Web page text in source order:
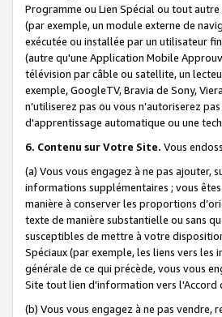
Programme ou Lien Spécial ou tout
(par exemple, un module externe de
exécutée ou installée par un utilisateur
(autre qu'une Application Mobile
télévision par câble ou satellite, un
exemple, GoogleTV, Bravia de Sony,
n’utiliserez pas ou vous n’autoriserez
d'apprentissage automatique ou une
6. Contenu sur Votre Site. Vous
(a) Vous vous engagez à ne pas
informations supplémentaires ; vous
manière à conserver les proportions
texte de manière substantielle ou sans
susceptibles de mettre à votre
Spéciaux (par exemple, les liens vers
générale de ce qui précède, vous vous
Site tout lien d'information vers l'Accord
(b) Vous vous engagez à ne pas